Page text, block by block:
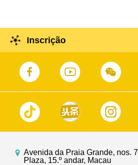
Inscrição
Avenida da Praia Grande, nos.
Plaza, 15.º andar, Macau